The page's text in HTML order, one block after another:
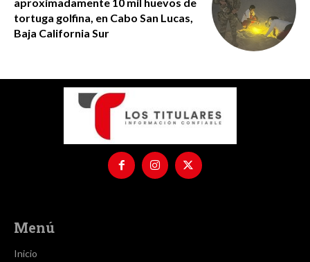
tortuga golfina, en Cabo San Lucas,
Baja California Sur
Menú
Inicio